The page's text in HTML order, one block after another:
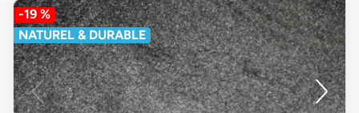
-19 %
NATUREL & DURABLE